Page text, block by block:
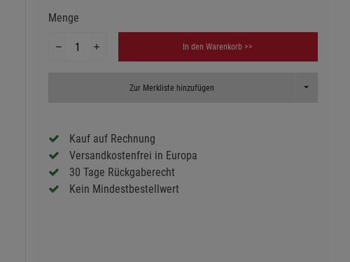
Menge
In den Warenkorb >>
Zur Merkliste hinzufügen Toggle
Kauf auf Rechnung
Versandkostenfrei in Europa
30 Tage Rückgaberecht
Kein Mindestbestellwert